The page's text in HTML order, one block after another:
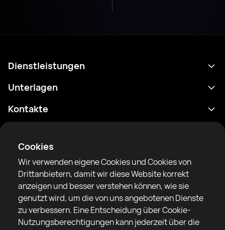
Cookies
Wir verwenden eigene Cookies und Cookies von
Drittanbietern, damit wir diese Website korrekt
anzeigen und besser verstehen können, wie sie
genutzt wird, um die von uns angebotenen Dienste
zu verbessern. Eine Entscheidung über Cookie-
Nutzungsberechtigungen kann jederzeit über die
RTF United Service Limited
6 Burrows court, Liverpool, Vereinigtes Königreich
Dienstleistungen
Terminplan
Ranglisten
Nachrichten
Artikel
Sparring Finder
Unterlagen
Datenschutzrichtlinie
Nutzungsbedingungen
Gemeinschaftsregeln
Kontakte